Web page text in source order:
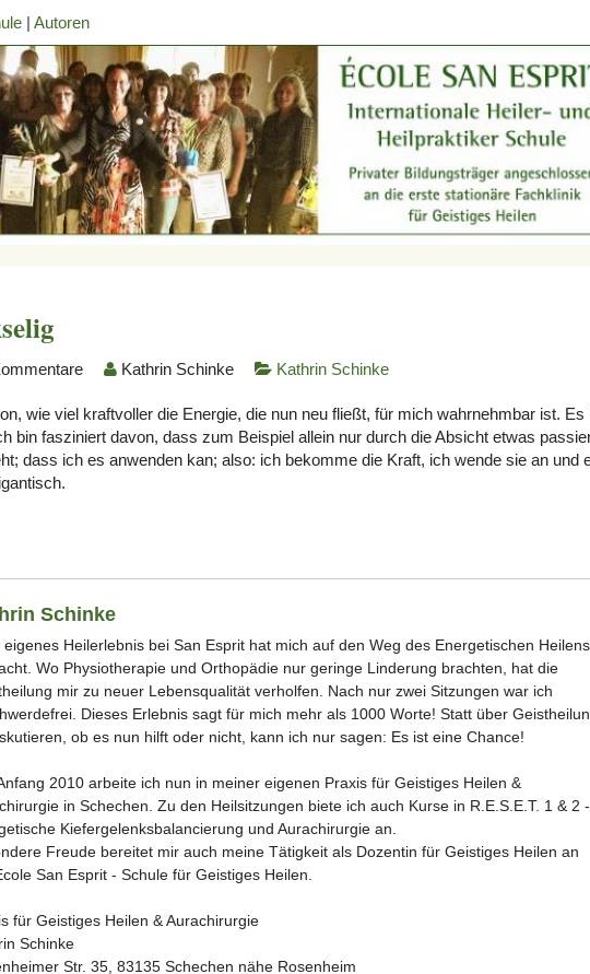
| Autoren
Kathrin Schinke Kathrin Schinke
wie viel kraftvoller die Energie, die nun neu fließt, für mich wahrnehmbar ist. Es
bin fasziniert davon, dass zum Beispiel allein nur durch die Absicht etwas
dass ich es anwenden kan; also: ich bekomme die Kraft, ich wende sie an und
Schinke
eigenes Heilerlebnis bei San Esprit hat mich auf den Weg des Energetischen Heilens
Wo Physiotherapie und Orthopädie nur geringe Linderung brachten, hat die
mir zu neuer Lebensqualität verholfen. Nach nur zwei Sitzungen war ich
Dieses Erlebnis sagt für mich mehr als 1000 Worte! Statt über
ob es nun hilft oder nicht, kann ich nur sagen: Es ist eine Chance!
2010 arbeite ich nun in meiner eigenen Praxis für Geistiges Heilen &
in Schechen. Zu den Heilsitzungen biete ich auch Kurse in R.E.S.E.T. 1 & 2 -
Kiefergelenksbalancierung und Aurachirurgie an.
Freude bereitet mir auch meine Tätigkeit als Dozentin für Geistiges Heilen an
San Esprit - Schule für Geistiges Heilen.
für Geistiges Heilen & Aurachirurgie
Schinke
Str. 35, 83135 Schechen nähe Rosenheim